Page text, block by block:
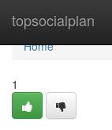
topsocialplan
Home
Home
1